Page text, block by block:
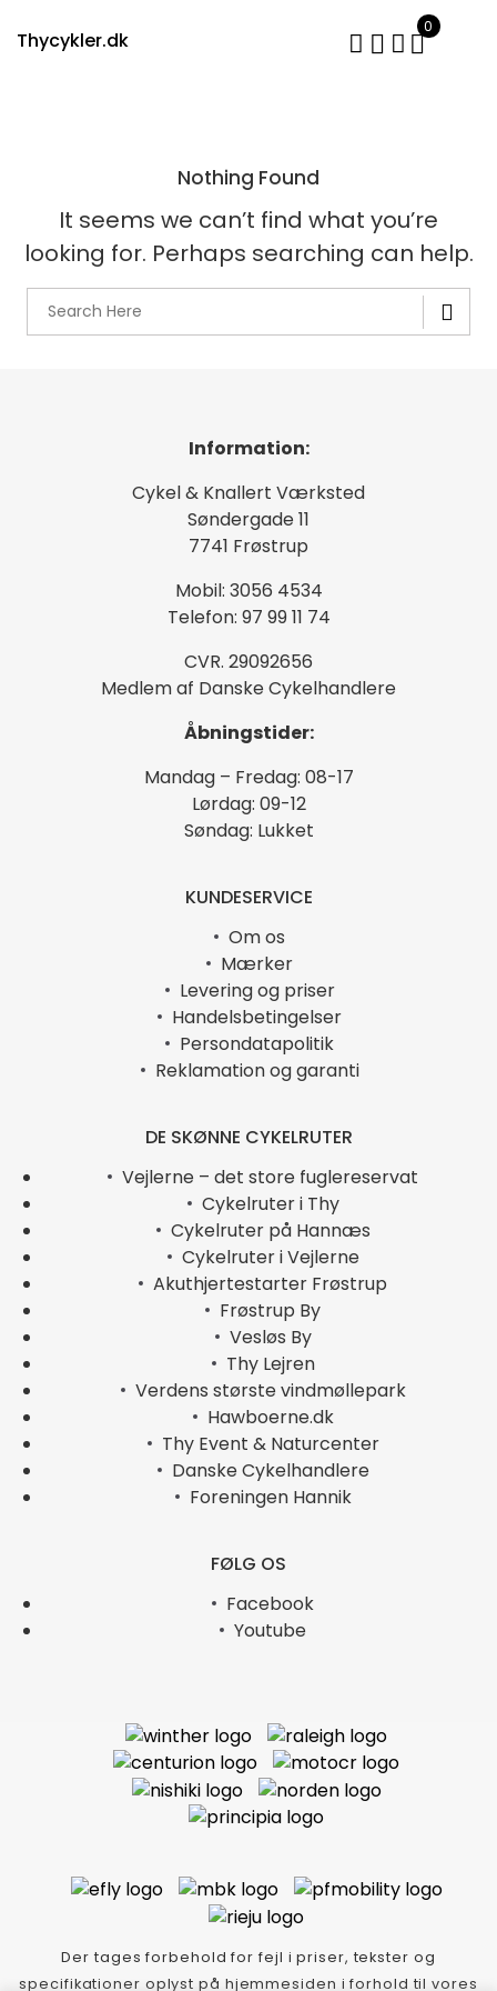
Thycykler.dk
0
Nothing Found
It seems we can’t find what you’re
looking for. Perhaps searching can help.
Information:
Cykel & Knallert Værksted
Søndergade 11
7741 Frøstrup
Mobil: 3056 4534
Telefon: 97 99 11 74
CVR. 29092656
Medlem af Danske Cykelhandlere
Åbningstider:
Mandag – Fredag: 08-17
Lørdag: 09-12
Søndag: Lukket
KUNDESERVICE
Om os
Mærker
Levering og priser
Handelsbetingelser
Persondatapolitik
Reklamation og garanti
DE SKØNNE CYKELRUTER
Vejlerne – det store fuglereservat
Cykelruter i Thy
Cykelruter på Hannæs
Cykelruter i Vejlerne
Akuthjertestarter Frøstrup
Frøstrup By
Vesløs By
Thy Lejren
Verdens største vindmøllepark
Hawboerne.dk
Thy Event & Naturcenter
Danske Cykelhandlere
Foreningen Hannik
FØLG OS
Facebook
Youtube
Der tages forbehold for fejl i priser, tekster og
specifikationer oplyst på hjemmesiden i forhold til vores